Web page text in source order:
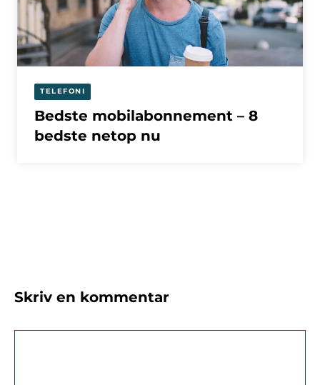
TELEFONI
Bedste mobilabonnement – 8
bedste netop nu
Skriv en kommentar